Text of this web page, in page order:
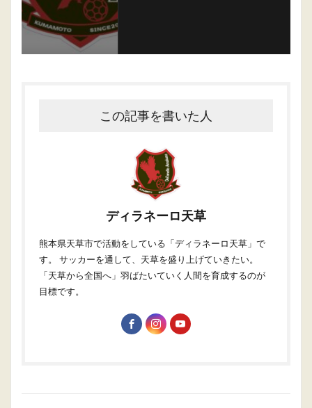
この記事を書いた人
ディラネーロ天草
熊本県天草市で活動をしている「ディラネーロ天草」で
す。 サッカーを通して、天草を盛り上げていきたい。
「天草から全国へ」羽ばたいていく人間を育成するのが
目標です。